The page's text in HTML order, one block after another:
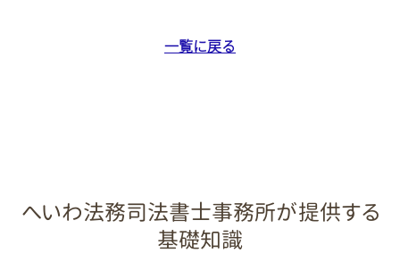
一覧に戻る
へいわ法務司法書士事務所が提供する
基礎知識